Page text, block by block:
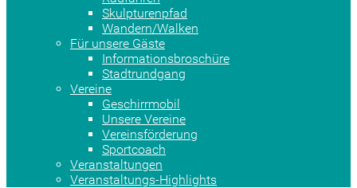
Skulpturenpfad
Wandern/Walken
Für unsere Gäste
Informationsbroschüre
Stadtrundgang
Vereine
Geschirrmobil
Unsere Vereine
Vereinsförderung
Sportcoach
Veranstaltungen
Veranstaltungs-Highlights